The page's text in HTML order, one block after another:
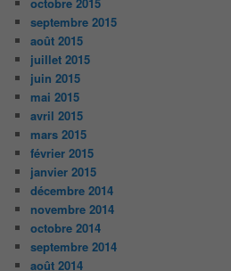
octobre 2015
septembre 2015
août 2015
juillet 2015
juin 2015
mai 2015
avril 2015
mars 2015
février 2015
janvier 2015
décembre 2014
novembre 2014
octobre 2014
septembre 2014
août 2014